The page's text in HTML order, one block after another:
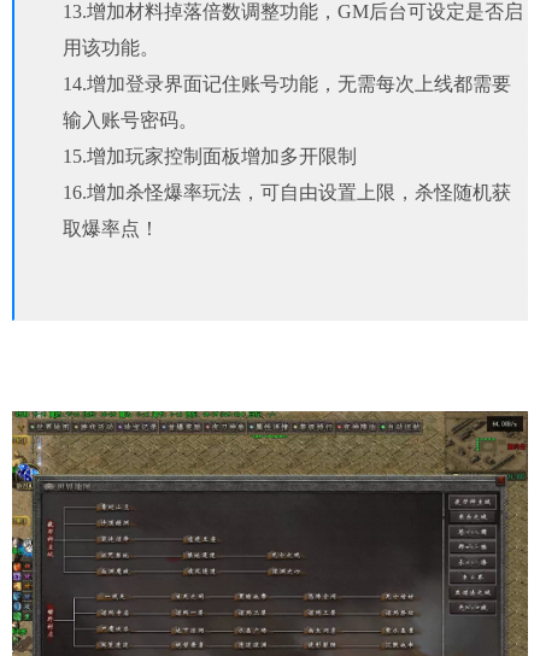
13.增加材料掉落倍数调整功能，GM后台可设定是否启
用该功能。
14.增加登录界面记住账号功能，无需每次上线都需要
输入账号密码。
15.增加玩家控制面板增加多开限制
16.增加杀怪爆率玩法，可自由设置上限，杀怪随机获
取爆率点！